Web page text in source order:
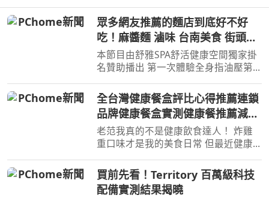
己實際用了gli ...
眾多網友推薦的麵店到底好不好
吃！麻醬麵 滷味 台南美食 街頭小
吃 美食 美食推薦 旅遊 fyp food
taiwanfood streetfood
本節目由舒雅SPA舒活健康空間獨家掛
名贊助播出 第一次體驗全身指油壓第
號 062985552 ...
全台灣健康餐盒評比心得推薦連鎖
品牌健康餐盒實測健康餐推薦減脂
餐低卡高蛋白健身餐盒到底哪家最
好吃連外食族重口味的人也愛吃的
CP值最高是哪一家
老范我真的不是健康飲食達人！ 炸雞
重口味才是我的美食日常 但最近健康
蛋白減脂 ...
買前先看！Territory 百萬級科技
配備實測結果揭曉